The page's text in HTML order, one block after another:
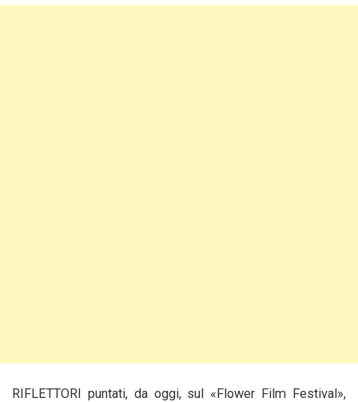
RIFLETTORI puntati, da oggi, sul «Flower Film Festival»,